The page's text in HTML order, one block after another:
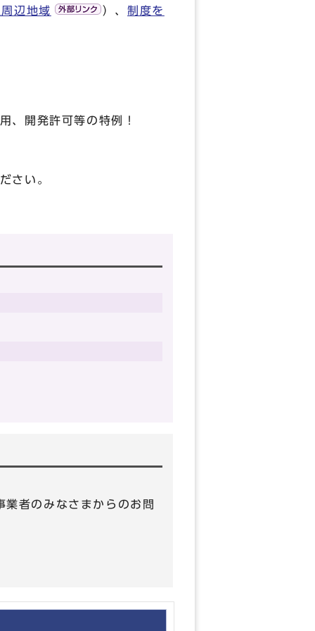
辺地域 ）、制度を
、開発許可等の特例！
さい。
者のみなさまからのお問